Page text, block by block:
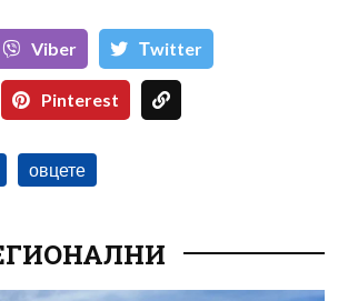
Viber Тwitter
Pinterest
овцете